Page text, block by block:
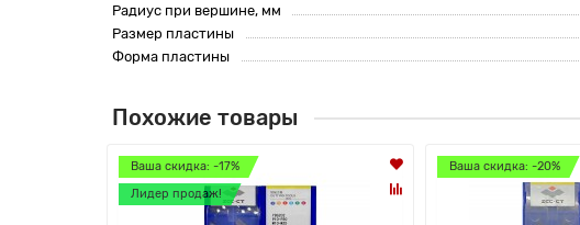
Радиус при вершине, мм
Размер пластины
Форма пластины
Похожие товары
Ваша скидка: -17%
Лидер продаж!
Ваша скидка: -20%